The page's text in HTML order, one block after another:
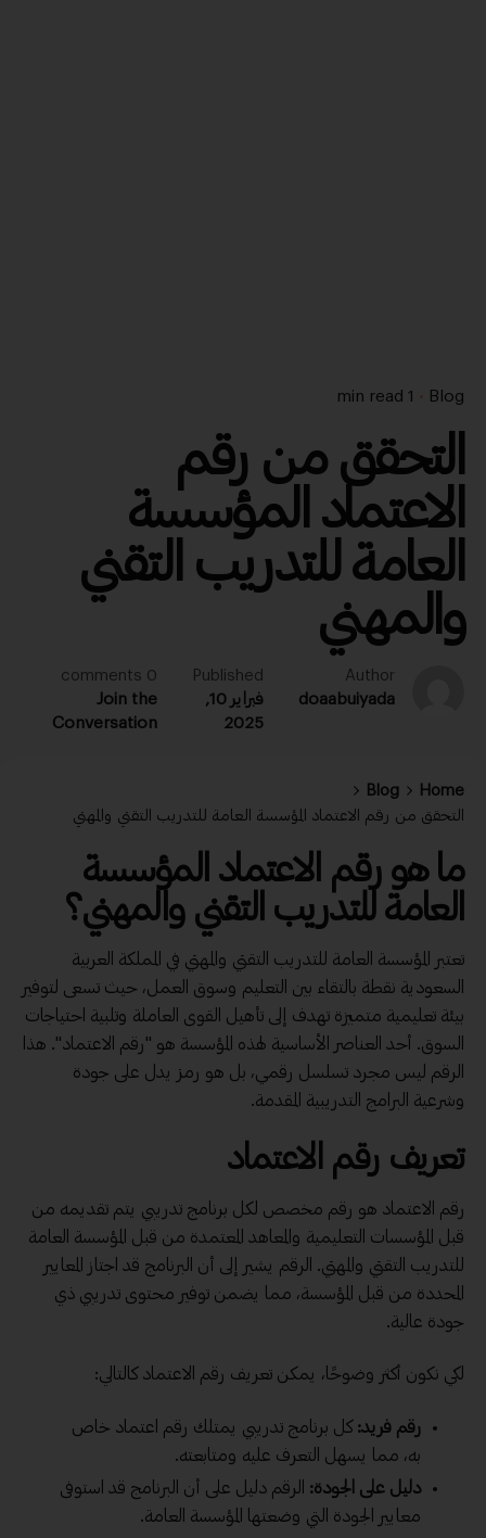
Blog
1 min read
التحقق من رقم
الاعتماد المؤسسة
العامة للتدريب التقني
والمهني
Author
doaabuiyada
Published
فبراير 10,
2025
0 comments
Join the
Conversation
Home
Blog
التحقق من رقم الاعتماد المؤسسة العامة للتدريب التقني والمهني
ما هورقم الاعتماد المؤسسة
العامة للتدريب التقني والمهني؟
تعتبر المؤسسة العامة للتدريب التقني والمهني في المملكة العربية
السعودية نقطة بالتقاء بين التعليم وسوق العمل، حيث تسعى لتوفير
بيئة تعليمية متميزة تهدف إلى تأهيل القوى العاملة وتلبية احتياجات
السوق. أحد العناصر الأساسية لهذه المؤسسة هو "رقم الاعتماد". هذا
الرقم ليس مجرد تسلسل رقمي، بل هو رمز يدل على جودة
وشرعية البرامج التدريبية المقدمة.
تعريف رقم الاعتماد
رقم الاعتماد هو رقم مخصص لكل برنامج تدريبي يتم تقديمه من
قبل المؤسسات التعليمية والمعاهد المعتمدة من قبل المؤسسة العامة
للتدريب التقني والمهني. الرقم يشير إلى أن البرنامج قد اجتاز المعايير
المحددة من قبل المؤسسة، مما يضمن توفير محتوى تدريبي ذي
جودة عالية.
لكي نكون أكثر وضوحًا، يمكن تعريف رقم الاعتماد كالتالي:
رقم فريد: كل برنامج تدريبي يمتلك رقم اعتماد خاص
به، مما يسهل التعرف عليه ومتابعته.
دليل على الجودة: الرقم دليل على أن البرنامج قد استوفى
معايير الجودة التي وضعتها المؤسسة العامة.